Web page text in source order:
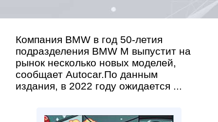
Компания BMW в год 50-летия
подразделения BMW M выпустит на
рынок несколько новых моделей,
сообщает Autocar.По данным
издания, в 2022 году ожидается ...
Правила»
Контакт»